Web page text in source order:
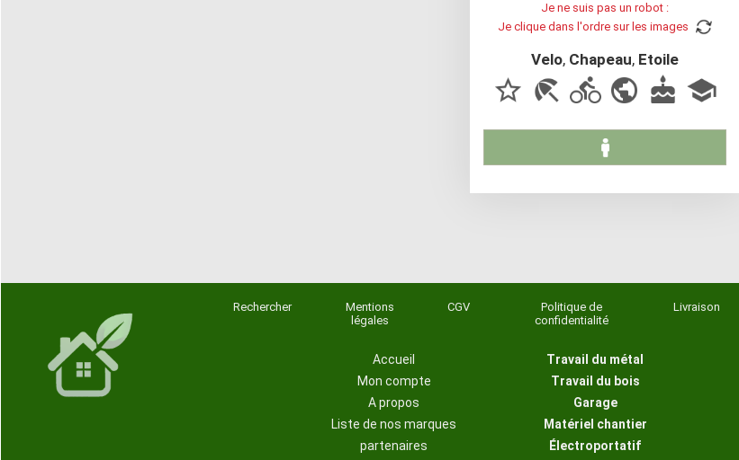
Je ne suis pas un robot :
Je clique dans l'ordre sur les images
Velo, Chapeau, Etoile
Rechercher
Mentions
légales
CGV
Politique de
confidentialité
Livraison
Accueil
Mon compte
A propos
Liste de nos marques
partenaires
Travail du métal
Travail du bois
Garage
Matériel chantier
Électroportatif